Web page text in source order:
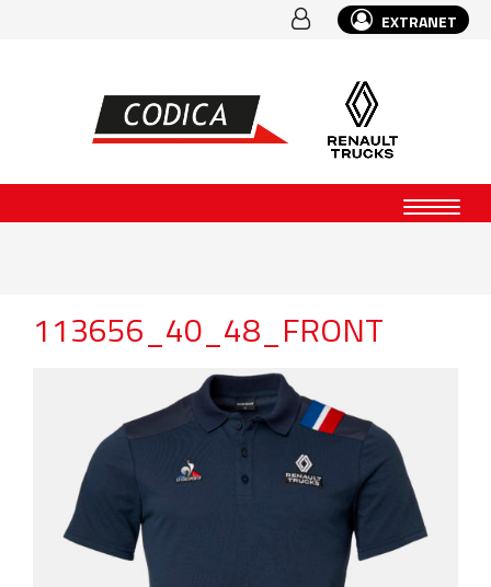
EXTRANET
113656_40_48_FRONT